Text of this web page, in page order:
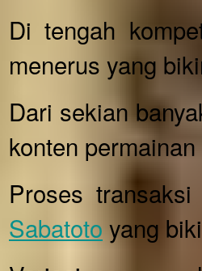
Di tengah
menerus yang
Dari sekian
konten
Proses
Sabatoto yang